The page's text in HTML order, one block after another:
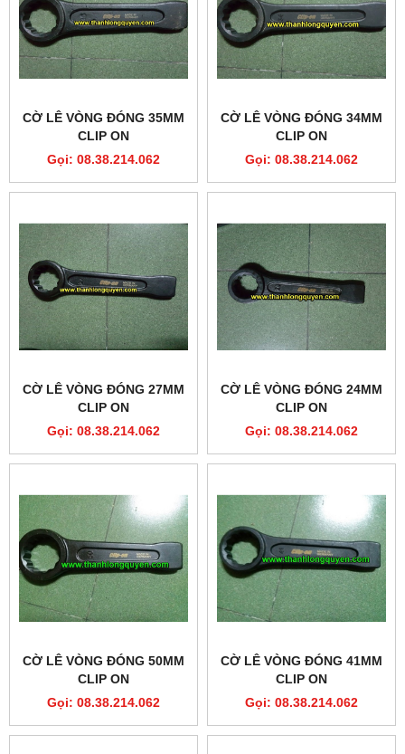
CỜ LÊ VÒNG ĐÓNG 35MM
CLIP ON
Gọi: 08.38.214.062
CỜ LÊ VÒNG ĐÓNG 34MM
CLIP ON
Gọi: 08.38.214.062
CỜ LÊ VÒNG ĐÓNG 27MM
CLIP ON
Gọi: 08.38.214.062
CỜ LÊ VÒNG ĐÓNG 24MM
CLIP ON
Gọi: 08.38.214.062
CỜ LÊ VÒNG ĐÓNG 50MM
CLIP ON
Gọi: 08.38.214.062
CỜ LÊ VÒNG ĐÓNG 41MM
CLIP ON
Gọi: 08.38.214.062